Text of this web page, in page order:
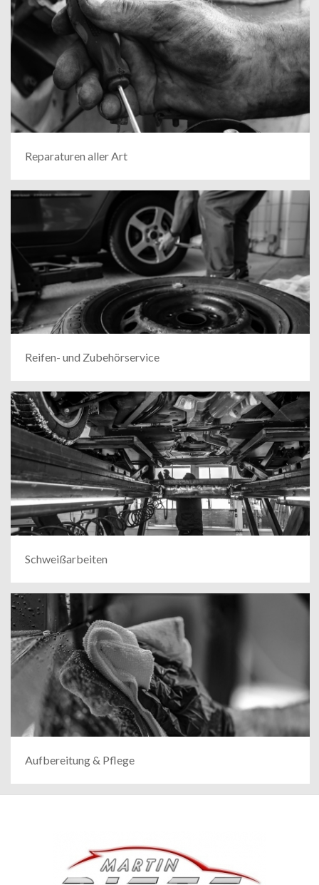
Reparaturen aller Art
Reifen- und Zubehörservice
Schweißarbeiten
Aufbereitung & Pflege